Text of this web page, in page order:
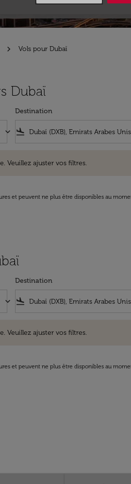
Vols pour Dubaï
Dubaï
keyboard_arrow_down
Destination
flight_land
Veuillez ajuster vos filtres.
et peuvent ne plus être disponibles au
keyboard_arrow_down
Destination
flight_land
Veuillez ajuster vos filtres.
et peuvent ne plus être disponibles au